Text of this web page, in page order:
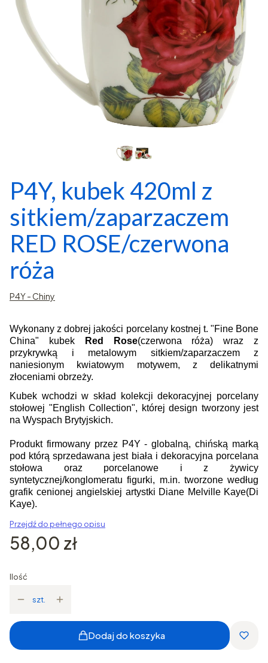
P4Y, kubek 420ml z
sitkiem/zaparzaczem
RED ROSE/czerwona
róża
P4Y - Chiny
Wykonany z dobrej jakości porcelany kostnej t. "Fine Bone
China" kubek
Red Rose(czerwona róża) wraz z
przykrywką i metalowym sitkiem/zaparzaczem z
naniesionym kwiatowym motywem, z delikatnymi
złoceniami obrzeży.
Kubek wchodzi w skład kolekcji dekoracyjnej porcelany
stołowej "English Collection", której design tworzony jest
na Wyspach Brytyjskich.
Produkt firmowany przez P4Y - globalną, chińską marką
pod którą sprzedawana jest biała i dekoracyjna porcelana
stołowa oraz porcelanowe i z żywicy
syntetycznej/konglomeratu figurki, m.in. tworzone według
grafik cenionej angielskiej artystki Diane Melville Kaye(Di
Kaye).
Przejdź do pełnego opisu
Cena
58,00 zł
Ilość
szt.
Dodaj do koszyka